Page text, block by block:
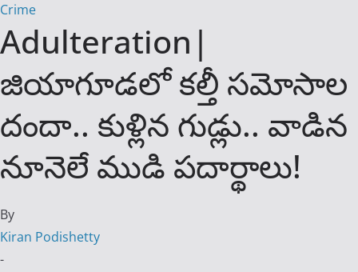
Crime
Adulteration|
జియాగూడలో కల్తీ సమోసాల
దందా.. కుళ్లిన గుడ్లు.. వాడిన
నూనెలే ముడి పదార్థాలు!
By
Kiran Podishetty
-